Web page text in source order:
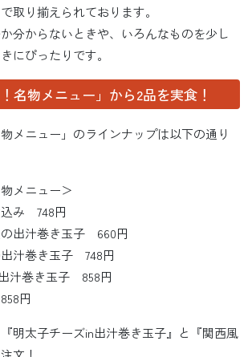
取り揃えられております。
分からないときや、いろんなものを少し
にぴったりです。
名物メニュー」から2品を実食！
物メニュー」のラインナップは以下の通り
メニュー＞
込み 748円
の出汁巻き玉子 660円
出汁巻き玉子 748円
汁巻き玉子 858円
円
明太子チーズin出汁巻き玉子』と『関西風